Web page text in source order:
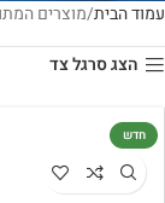
עמוד הבית מוצרים
הצג סרגל צד
חדש